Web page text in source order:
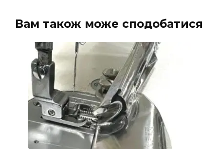
Вам також може сподобатися